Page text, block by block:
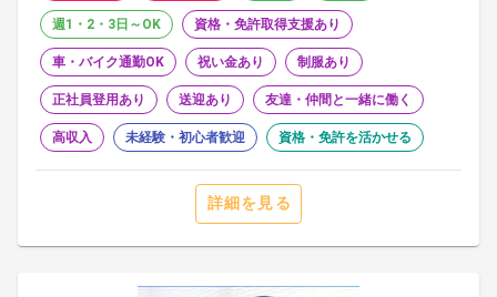
週1・2・3日～OK 資格・免許取得支援あり
車・バイク通勤OK 祝い金あり 制服あり
正社員登用あり 送迎あり 友達・仲間と一緒に働く
高収入 未経験・初心者歓迎 資格・免許を活かせる
詳細を見る